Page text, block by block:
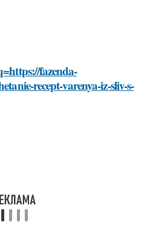
fazenda-
recept-varenya-iz-sliv-s-